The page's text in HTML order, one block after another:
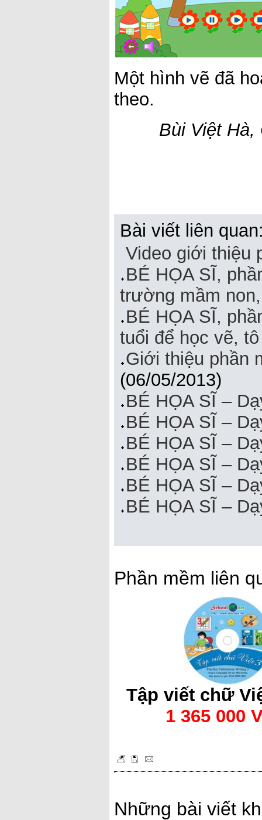
Một hình vẽ đã
theo.
Bùi Việt Hà,
Bài viết liên
Video giới thiệu
BÉ HỌA SĨ,
trường mầm
BÉ HỌA SĨ,
tuổi để học vẽ,
Giới thiệu phần
(06/05/2013)
BÉ HỌA SĨ –
BÉ HỌA SĨ –
BÉ HỌA SĨ –
BÉ HỌA SĨ –
BÉ HỌA SĨ –
BÉ HỌA SĨ –
Phần mềm liên
Tập viết chữ
1 365 000
Những bài viết